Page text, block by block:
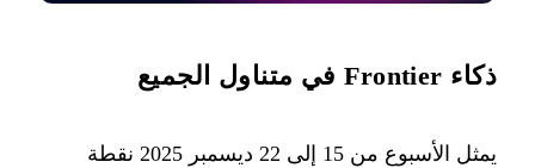
ذكاء Frontier في متناول الجميع
يمثل الأسبوع من 15 إلى 22 ديسمبر 2025 نقطة